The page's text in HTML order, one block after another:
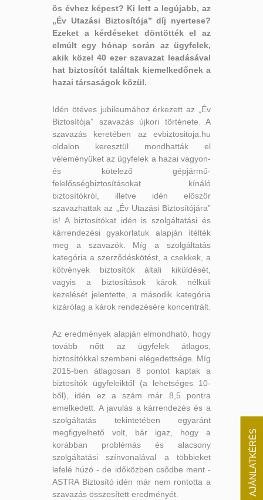
AJÁNLATKÉRÉS
ös évhez képest? Ki lett a legújabb, az
„Év Utazási Biztosítója” díj nyertese?
Ezeket a kérdéseket döntötték el az
elmúlt egy hónap során az ügyfelek,
akik közel 40 ezer szavazat leadásával
hat biztosítót találtak kiemelkedőnek a
hazai társaságok közül.
Idén ötéves jubileumához érkezett az „Év
Biztosítója” szavazás újkori története. A
szavazás keretében az evbiztositoja.hu
oldalon keresztül mondhatták el
véleményüket az ügyfelek a hazai vagyon-
és kötelező gépjármű-
felelősségbiztosításokat kínáló
biztosítókról, illetve idén először
szavazhattak az „Év Utazási Biztosítójára”
is! A biztosítókat idén is szolgáltatási és
kárrendezési gyakorlatuk alapján ítélték
meg a szavazók. Míg a szolgáltatás
kategória a szerződéskötést, a csekkek, a
kötvények biztosítók általi kiküldését,
vagyis a biztosítások károk nélküli
kezelését jelentette, a második kategória
kizárólag a károk rendezésére koncentrált.
Az eredmények alapján elmondható, hogy
tovább nőtt az ügyfelek átlagos,
biztosítókkal szembeni elégedettsége. Míg
2015-ben átlagosan 8 pontot kaptak a
biztosítók ügyfeleiktől (a lehetséges 10-
ből), idén ez a szám már 8,5 pontra
emelkedett. A javulás a kárrendezés és a
szolgáltatás tekintetében egyaránt
megfigyelhető volt, bár igaz, hogy a
korábban problémás és alacsony
szolgáltatási színvonalával a többieket
lefelé húzó - de időközben csődbe ment -
ASTRA Biztosító idén már nem rontotta a
szavazás összesített eredményét.